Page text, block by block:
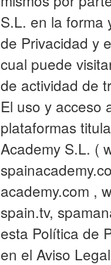
S.L. en la forma
de Privacidad y
cual puede
de actividad de
El uso y acceso
plataformas
Academy S.L. (
academy.com ,
spain.tv,
esta Política de
en el Aviso